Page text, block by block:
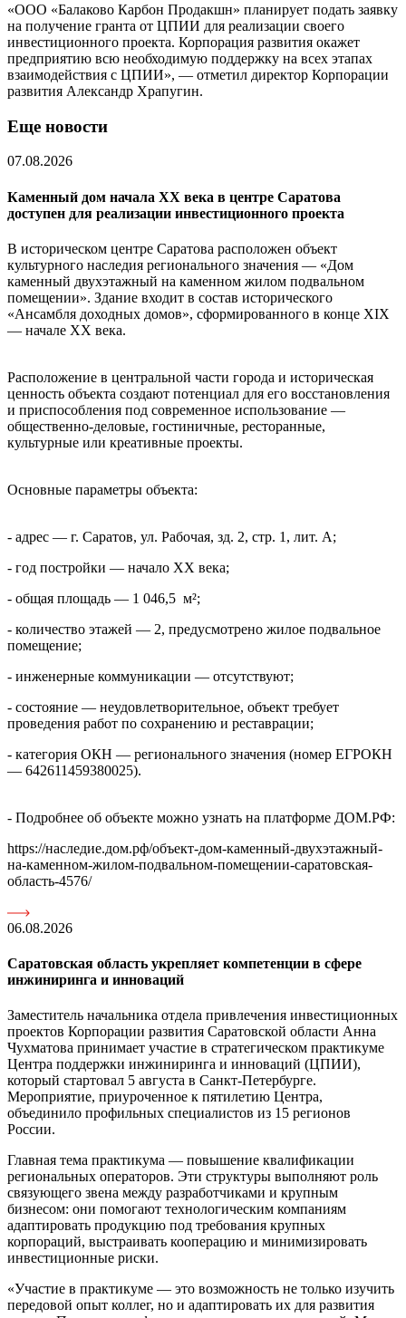
«ООО «Балаково Карбон Продакшн» планирует подать заявку
на получение гранта от ЦПИИ для реализации своего
инвестиционного проекта. Корпорация развития окажет
предприятию всю необходимую поддержку на всех этапах
взаимодействия с ЦПИИ», — отметил директор Корпорации
развития Александр Храпугин.
Еще новости
07.08.2026
Каменный дом начала XX века в центре Саратова
доступен для реализации инвестиционного проекта
В историческом центре Саратова расположен объект
культурного наследия регионального значения — «Дом
каменный двухэтажный на каменном жилом подвальном
помещении». Здание входит в состав исторического
«Ансамбля доходных домов», сформированного в конце XIX
— начале XX века.
Расположение в центральной части города и историческая
ценность объекта создают потенциал для его восстановления
и приспособления под современное использование —
общественно-деловые, гостиничные, ресторанные,
культурные или креативные проекты.
Основные параметры объекта:
- адрес — г. Саратов, ул. Рабочая, зд. 2, стр. 1, лит. А;
- год постройки — начало XX века;
- общая площадь — 1 046,5 м²;
- количество этажей — 2, предусмотрено жилое подвальное
помещение;
- инженерные коммуникации — отсутствуют;
- состояние — неудовлетворительное, объект требует
проведения работ по сохранению и реставрации;
- категория ОКН — регионального значения (номер ЕГРОКН
— 642611459380025).
- Подробнее об объекте можно узнать на платформе ДОМ.РФ:
https://наследие.дом.рф/объект-дом-каменный-двухэтажный-
на-каменном-жилом-подвальном-помещении-саратовская-
область-4576/
06.08.2026
Саратовская область укрепляет компетенции в сфере
инжиниринга и инноваций
Заместитель начальника отдела привлечения инвестиционных
проектов Корпорации развития Саратовской области Анна
Чухматова принимает участие в стратегическом практикуме
Центра поддержки инжиниринга и инноваций (ЦПИИ),
который стартовал 5 августа в Санкт-Петербурге.
Мероприятие, приуроченное к пятилетию Центра,
объединило профильных специалистов из 15 регионов
России.
Главная тема практикума — повышение квалификации
региональных операторов. Эти структуры выполняют роль
связующего звена между разработчиками и крупным
бизнесом: они помогают технологическим компаниям
адаптировать продукцию под требования крупных
корпораций, выстраивать кооперацию и минимизировать
инвестиционные риски.
«Участие в практикуме — это возможность не только изучить
передовой опыт коллег, но и адаптировать их для развития